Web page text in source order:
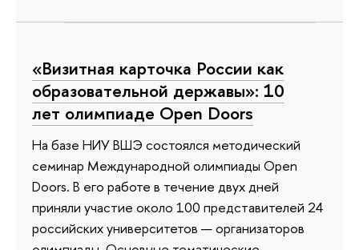
«Визитная карточка России как
образовательной державы»: 10
лет олимпиаде Open Doors
На базе НИУ ВШЭ состоялся методический
семинар Международной олимпиады Open
Doors. В его работе в течение двух дней
приняли участие около 100 представителей 24
российских университетов — организаторов